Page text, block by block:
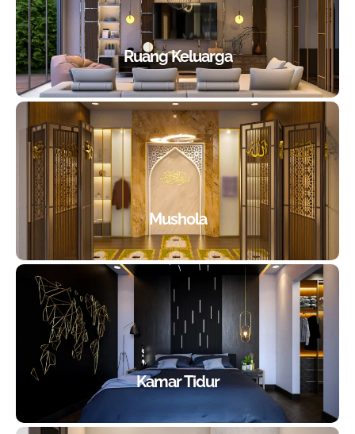
Ruang Keluarga
Mushola
Kamar Tidur